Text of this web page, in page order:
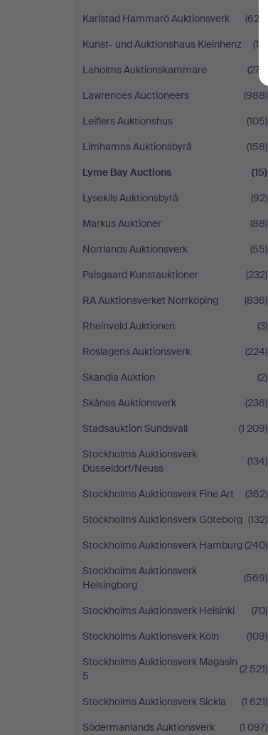
Karlstad Hammarö Auktionsverk
(622)
Kunst- und Auktionshaus Kleinhenz
(16)
Laholms Auktionskammare
(277)
Lawrences Auctioneers
(988)
Leiflers Auktionshus
(105)
Limhamns Auktionsbyrå
(158)
Lyme Bay Auctions
(15)
Lysekils Auktionsbyrå
(92)
Markus Auktioner
(88)
Norrlands Auktionsverk
(55)
Palsgaard Kunstauktioner
(232)
RA Auktionsverket Norrköping
(836)
Rheinveld Auktionen
(3)
Roslagens Auktionsverk
(224)
Skandia Auktion
(2)
Skånes Auktionsverk
(236)
Stadsauktion Sundsvall
(1 209)
Stockholms Auktionsverk
Düsseldorf/Neuss
(134)
Stockholms Auktionsverk Fine Art
(362)
Stockholms Auktionsverk Göteborg (132)
Stockholms Auktionsverk Hamburg(240)
Stockholms Auktionsverk
Helsingborg
(569)
Stockholms Auktionsverk Helsinki
(70)
Stockholms Auktionsverk Köln
(109)
Stockholms Auktionsverk Magasin
5
(2 521)
Stockholms Auktionsverk Sickla
(1 621)
Södermanlands Auktionsverk
(1 097)